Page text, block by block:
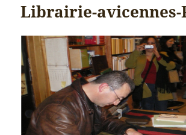
Librairie-avicennes-